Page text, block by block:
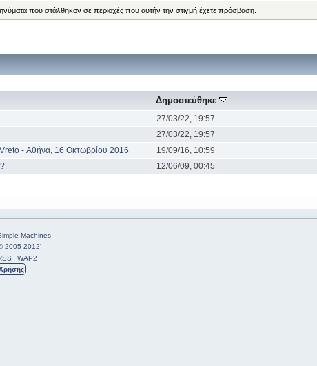
που στάλθηκαν σε περιοχές που αυτήν την στιγμή έχετε πρόσβαση.
Δημοσιεύθηκε
27/03/22, 19:57
27/03/22, 19:57
- Αθήνα, 16 Οκτωβρίου 2016
19/09/16, 10:59
12/06/09, 00:45
Machines
2005-2012'
WAP2